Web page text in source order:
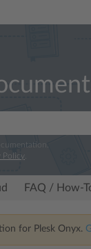
Policy
FAQ / How-
for Plesk Onyx.